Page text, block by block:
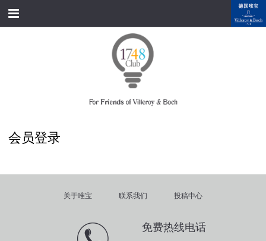
首页
经典产品
品牌故事
会员俱乐部
会员注册/登录
会员登录
关于唯宝 联系我们 投稿中心
免费热线电话